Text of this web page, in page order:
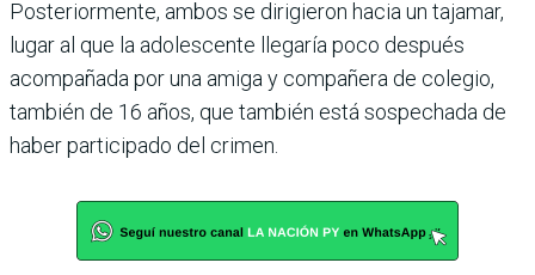
Posteriormente, ambos se dirigieron hacia un tajamar,
lugar al que la adolescente llegaría poco después
acompañada por una amiga y compañera de colegio,
también de 16 años, que también está sospechada de
haber participado del crimen.